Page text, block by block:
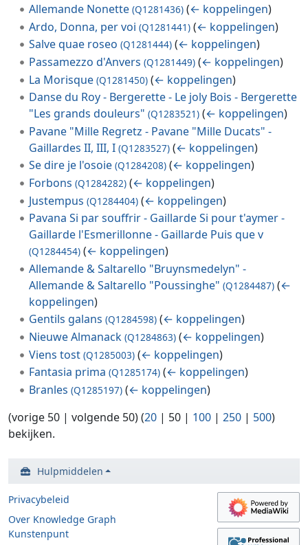
Allemande Nonette (Q1281436) (← koppelingen)
Ardo, Donna, per voi (Q1281441) (← koppelingen)
Salve quae roseo (Q1281444) (← koppelingen)
Passamezzo d'Anvers (Q1281449) (← koppelingen)
La Morisque (Q1281450) (← koppelingen)
Danse du Roy - Bergerette - Le joly Bois - Bergerette
"Les grands douleurs" (Q1283521) (← koppelingen)
Pavane "Mille Regretz - Pavane "Mille Ducats" -
Gaillardes II, III, I (Q1283527) (← koppelingen)
Se dire je l'osoie (Q1284208) (← koppelingen)
Forbons (Q1284282) (← koppelingen)
Justempus (Q1284404) (← koppelingen)
Pavana Si par souffrir - Gaillarde Si pour t'aymer -
Gaillarde l'Esmerillonne - Gaillarde Puis que v
(Q1284454) (← koppelingen)
Allemande & Saltarello "Bruynsmedelyn" -
Allemande & Saltarello "Poussinghe" (Q1284487) (←
koppelingen)
Gentils galans (Q1284598) (← koppelingen)
Nieuwe Almanack (Q1284863) (← koppelingen)
Viens tost (Q1285003) (← koppelingen)
Fantasia prima (Q1285174) (← koppelingen)
Branles (Q1285197) (← koppelingen)
(vorige 50 | volgende 50) (20 | 50 | 100 | 250 | 500)
bekijken.
Hulpmiddelen
Privacybeleid
Over Knowledge Graph
Kunstenpunt